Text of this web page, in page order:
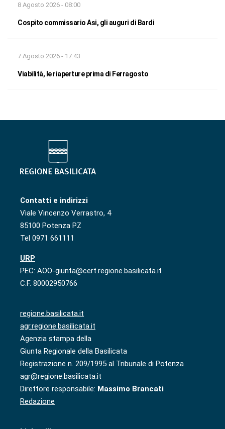
8 Agosto 2026 - 08:00
Cospito commissario Asi, gli auguri di Bardi
7 Agosto 2026 - 17:43
Viabilità, le riaperture prima di Ferragosto
Contatti e indirizzi
Viale Vincenzo Verrastro, 4
85100 Potenza PZ
Tel 0971 661111
URP
PEC: AOO-giunta@cert.regione.basilicata.it
C.F. 80002950766
regione.basilicata.it
agr.regione.basilicata.it
Agenzia stampa della
Giunta Regionale della Basilicata
Registrazione n. 209/1995 al Tribunale di Potenza
agr@regione.basilicata.it
Direttore responsabile: Massimo Brancati
Redazione